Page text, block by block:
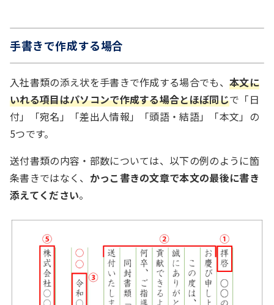
手書きで作成する場合
入社書類の添え状を手書きで作成する場合でも、本文に
いれる項目はパソコンで作成する場合とほぼ同じで「日
付」「宛名」「差出人情報」「頭語・結語」「本文」の
5つです。
送付書類の内容・部数については、以下の例のように箇
条書きではなく、 かっこ書きの文章で本文の最後に書き
添えてください。